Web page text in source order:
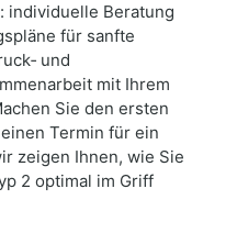
individuelle Beratung
für sanfte
und
mit Ihrem
Sie den ersten
Termin für ein
zeigen Ihnen, wie Sie
2 optimal im Griff